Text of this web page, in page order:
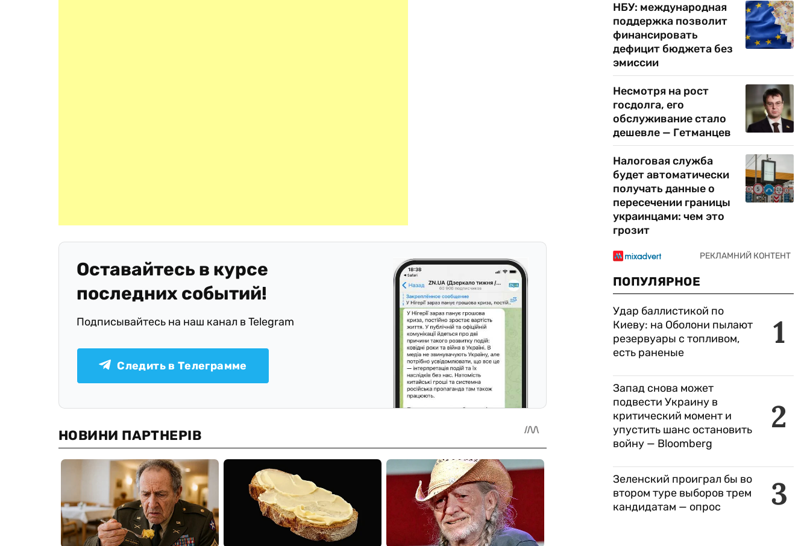
Оставайтесь в курсе
последних событий!
Подписывайтесь на наш канал в Telegram
Следить в Телеграмме
НБУ: международная
поддержка позволит
финансировать
дефицит бюджета без
эмиссии
Несмотря на рост
госдолга, его
обслуживание стало
дешевле — Гетманцев
Налоговая служба
будет автоматически
получать данные о
пересечении границы
украинцами: чем это
грозит
ПОПУЛЯРНОЕ
1
Удар баллистикой по
Киеву: на Оболони пылают
резервуары с топливом,
есть раненые
2
Запад снова может
подвести Украину в
критический момент и
упустить шанс остановить
войну — Bloomberg
3
Зеленский проиграл бы во
втором туре выборов трем
кандидатам — опрос